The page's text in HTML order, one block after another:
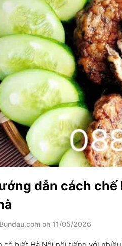
dẫn cách chế
on 11/05/2026